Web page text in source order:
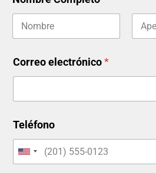
Correo electrónico*
Teléfono
U
n